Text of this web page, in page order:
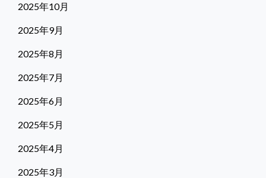
2025年10月
2025年9月
2025年8月
2025年7月
2025年6月
2025年5月
2025年4月
2025年3月